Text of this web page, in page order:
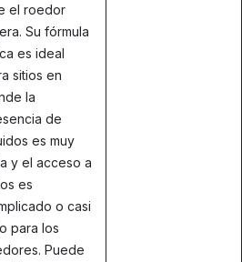
el roedor
Su fórmula
es ideal
sitios en
la
de
es muy
y el acceso a
es
o casi
para los
Puede